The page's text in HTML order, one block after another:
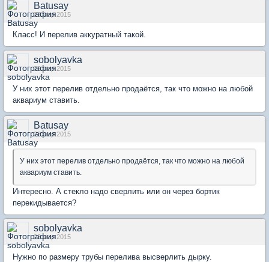
Batusay
27 мар 2015
Класс! И перелив аккуратный такой.
sobolyavka
28 мар 2015
У них этот перелив отдельно продаётся, так что можно на любой
аквариум ставить.
Batusay
28 мар 2015
У них этот перелив отдельно продаётся, так что можно на любой
аквариум ставить.
Интересно. А стекло надо сверлить или он через бортик
перекидывается?
sobolyavka
28 мар 2015
Нужно по размеру трубы перелива высверлить дырку.